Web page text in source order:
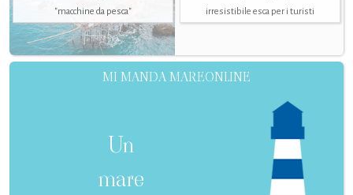
"macchine da pesca"
irresistibile esca per i turisti
MI MANDA MAREONLINE
Un
mare